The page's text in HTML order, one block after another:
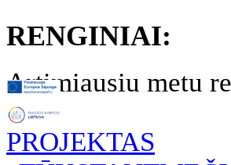
RENGINIAI:
Artimiausiu metu
PROJEKTAS